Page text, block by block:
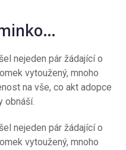
nejeden pár žádající o
vytoužený, mnoho
na vše, co akt adopce
obnáší.
nejeden pár žádající o
vytoužený, mnoho